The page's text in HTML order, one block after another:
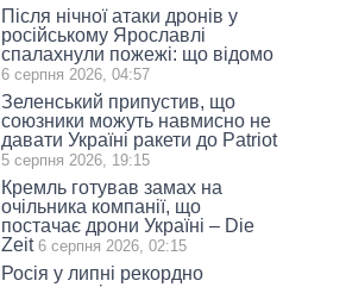
Після нічної атаки дронів у
російському Ярославлі
спалахнули пожежі: що відомо
6 серпня 2026, 04:57
Зеленський припустив, що
союзники можуть навмисно не
давати Україні ракети до Patriot
5 серпня 2026, 19:15
Кремль готував замах на
очільника компанії, що
постачає дрони Україні – Die
Zeit 6 серпня 2026, 02:15
Росія у липні рекордно